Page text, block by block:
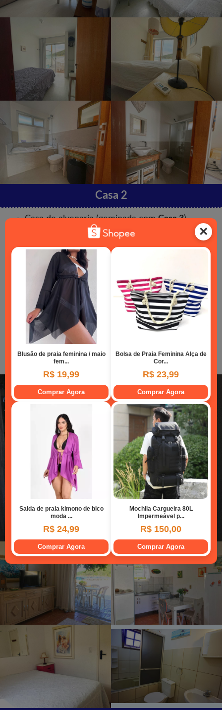
Casa 2
Casa de alvenaria (geminada comCasa 3)
Quarto de casal com ar condicionado
Sala de estar (com ar condicionado e que poderá
se transformar em quarto à noite)
Cozinha
01 banheiro
Pequena varanda externa
Churrasqueira móvel
Capacidade para até 4 pessoas
Possui todos os utensílios básicos de cozinha